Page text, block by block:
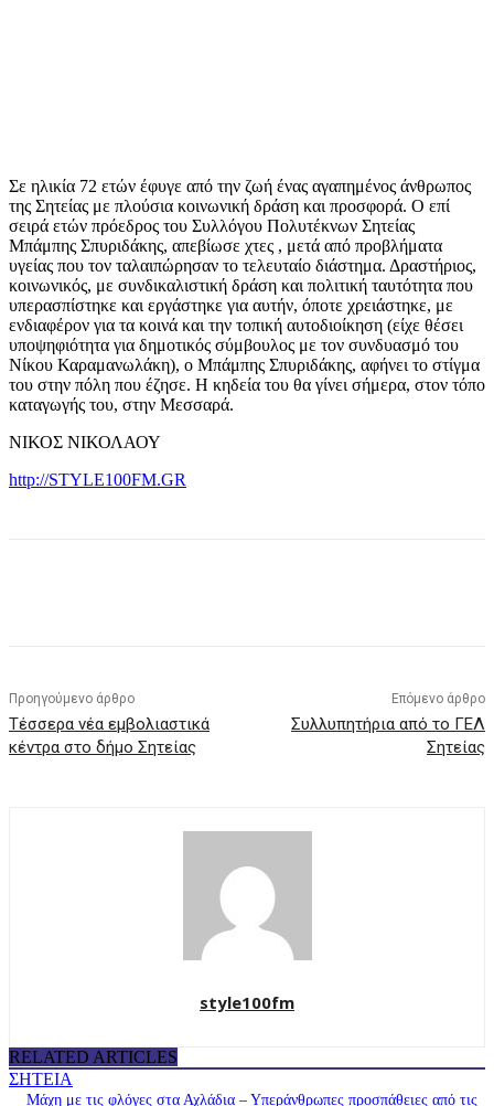
Σε ηλικία 72 ετών έφυγε από την ζωή ένας αγαπημένος άνθρωπος
της Σητείας με πλούσια κοινωνική δράση και προσφορά. Ο επί
σειρά ετών πρόεδρος του Συλλόγου Πολυτέκνων Σητείας
Μπάμπης Σπυριδάκης, απεβίωσε χτες , μετά από προβλήματα
υγείας που τον ταλαιπώρησαν το τελευταίο διάστημα. Δραστήριος,
κοινωνικός, με συνδικαλιστική δράση και πολιτική ταυτότητα που
υπερασπίστηκε και εργάστηκε για αυτήν, όποτε χρειάστηκε, με
ενδιαφέρον για τα κοινά και την τοπική αυτοδιοίκηση (είχε θέσει
υποψηφιότητα για δημοτικός σύμβουλος με τον συνδυασμό του
Νίκου Καραμανωλάκη), ο Μπάμπης Σπυριδάκης, αφήνει το στίγμα
του στην πόλη που έζησε. Η κηδεία του θα γίνει σήμερα, στον τόπο
καταγωγής του, στην Μεσσαρά.
ΝΙΚΟΣ ΝΙΚΟΛΑΟΥ
http://STYLE100FM.GR
Προηγούμενο άρθρο
Τέσσερα νέα εμβολιαστικά
κέντρα στο δήμο Σητείας
Επόμενο άρθρο
Συλλυπητήρια από το ΓΕΛ
Σητείας
style100fm
RELATED ARTICLES
ΣΗΤΕΙΑ
Μάχη με τις φλόγες στα Αχλάδια – Υπεράνθρωπες προσπάθειες από τις